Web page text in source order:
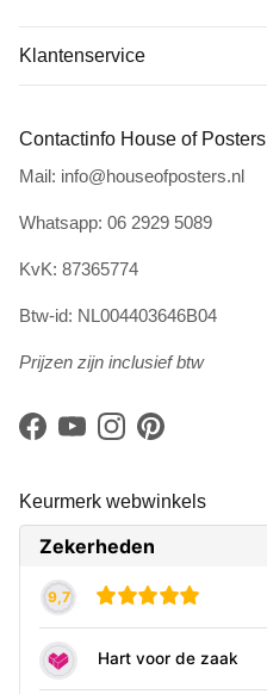
Klantenservice
Contactinfo House of Posters
Mail: info@houseofposters.nl
Whatsapp: 06 2929 5089
KvK: 87365774
Btw-id: NL004403646B04
Prijzen zijn inclusief btw
Facebook
YouTubeInstagramPinterest
Keurmerk webwinkels